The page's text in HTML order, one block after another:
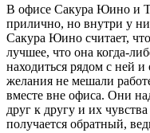
В офисе Сакура Юино и
прилично, но внутри у
Сакура Юино считает,
лучшее, что она когда-
находиться рядом с ней
желания не мешали
вместе вне офиса. Они
друг к другу и их
получается обратный,